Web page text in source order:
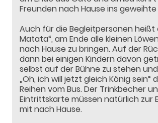
Freunden nach Hause ins geweihte
Auch für die Begleitpersonen heißt
Matata“, am Ende alle kleinen
nach Hause zu bringen. Auf der
dann bei einigen Kindern davon
selbst auf der Bühne zu stehen
„Oh, ich will jetzt gleich König sein“
Reihen vom Bus. Der Trinkbecher
Eintrittskarte müssen natürlich zur
mit nach Hause.